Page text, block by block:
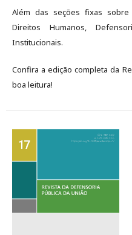
Além das seções fixas sobre
Direitos Humanos,
Institucionais.
Confira a edição completa da
boa leitura!